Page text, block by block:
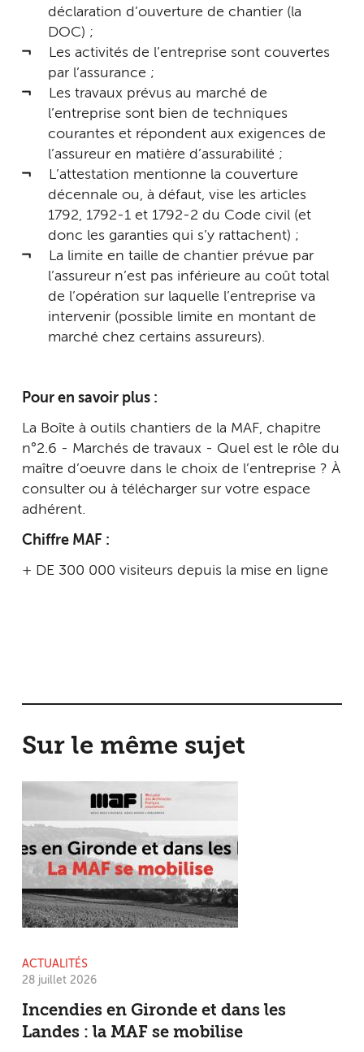
déclaration d’ouverture de chantier (la
DOC) ;
Les activités de l’entreprise sont couvertes
par l’assurance ;
Les travaux prévus au marché de
l’entreprise sont bien de techniques
courantes et répondent aux exigences de
l’assureur en matière d’assurabilité ;
L’attestation mentionne la couverture
décennale ou, à défaut, vise les articles
1792, 1792-1 et 1792-2 du Code civil (et
donc les garanties qui s’y rattachent) ;
La limite en taille de chantier prévue par
l’assureur n’est pas inférieure au coût total
de l’opération sur laquelle l’entreprise va
intervenir (possible limite en montant de
marché chez certains assureurs).
Pour en savoir plus :
La Boîte à outils chantiers de la MAF, chapitre
n°2.6 - Marchés de travaux - Quel est le rôle du
maître d’oeuvre dans le choix de l’entreprise ? À
consulter ou à télécharger sur votre espace
adhérent.
Chiffre MAF :
+ DE 300 000 visiteurs depuis la mise en ligne
Sur le même sujet
ACTUALITÉS
28 juillet 2026
Incendies en Gironde et dans les
Landes : la MAF se mobilise